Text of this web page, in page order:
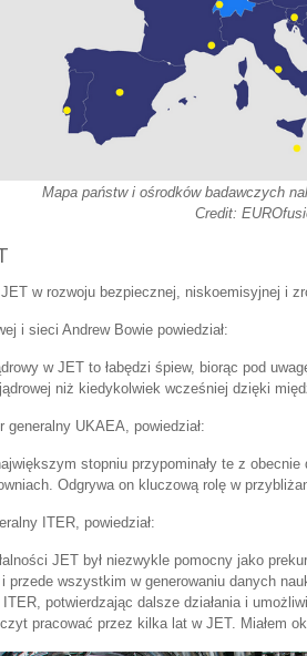
Mapa państw i ośrodków badawczych
Credit:
w rozwoju bezpiecznej, niskoemisyjnej i
i sieci Andrew Bowie powiedział:
w JET to łabędzi śpiew, biorąc pod
niż kiedykolwiek wcześniej dzięki
UKAEA, powiedział:
stopniu przypominały te z
Odgrywa on kluczową rolę w
ITER, powiedział:
JET był niezwykle pomocny jako
przede wszystkim w generowaniu danych
ITER, potwierdzając dalsze działania i
pracować przez kilka lat w JET. Miałem